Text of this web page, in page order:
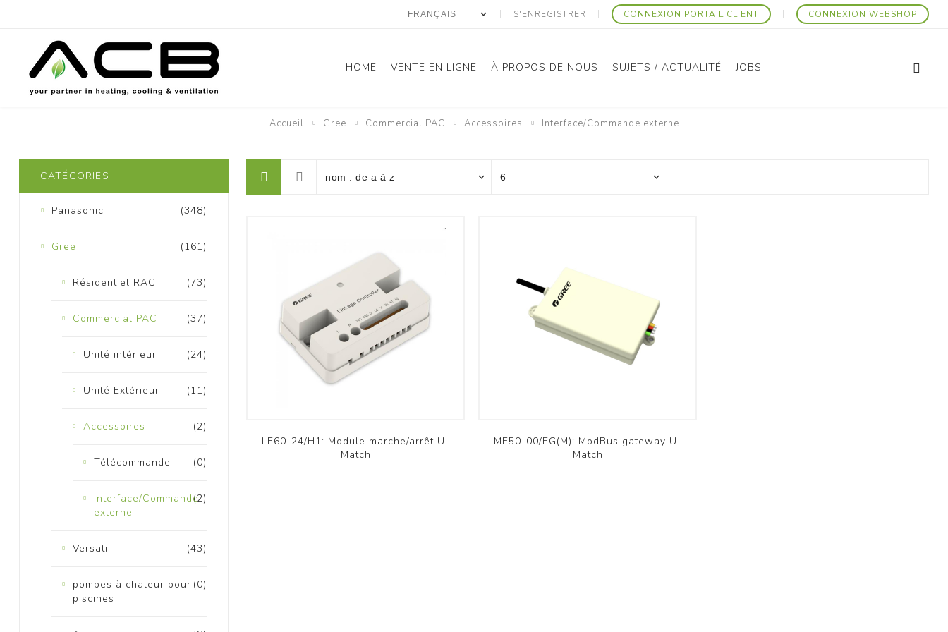
S'ENREGISTRER CONNEXION PORTAIL CLIENT CONNEXION WEBSHOP
HOME VENTE EN LIGNE
Panasonic
Résidentiel RAC
Commercial PAC
Aquarea
Gree
Résidentiel RAC
Commercial PAC
Articles Promotionnels
À PROPOS DE NOUS SUJETS / ACTUALITÉ JOBS
Accueil Gree Commercial PAC Accessoires Interface/Commande externe
LE60-24/H1: Module marche/arrêt U-
Match
ME50-00/EG(M): ModBus gateway U-
Match
CATÉGORIES
(348)
Panasonic
(161)
Gree
(73)
Résidentiel RAC
(37)
Commercial PAC
(24)
Unité intérieur
(11)
Unité Extérieur
(2)
Accessoires
(0)
Télécommande
(2)
Interface/Commande
externe
(43)
Versati
(0)
pompes à chaleur pour
piscines